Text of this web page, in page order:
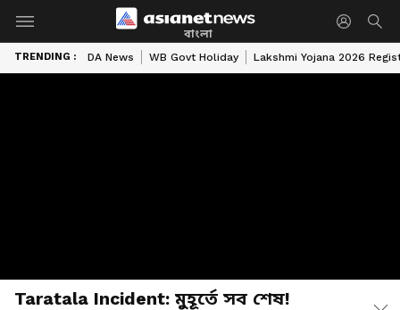
বাংলা
TRENDING : DA News WB Govt Holiday Lakshmi Yojana 2026
Taratala Incident: মুহূর্তে সব শেষ!